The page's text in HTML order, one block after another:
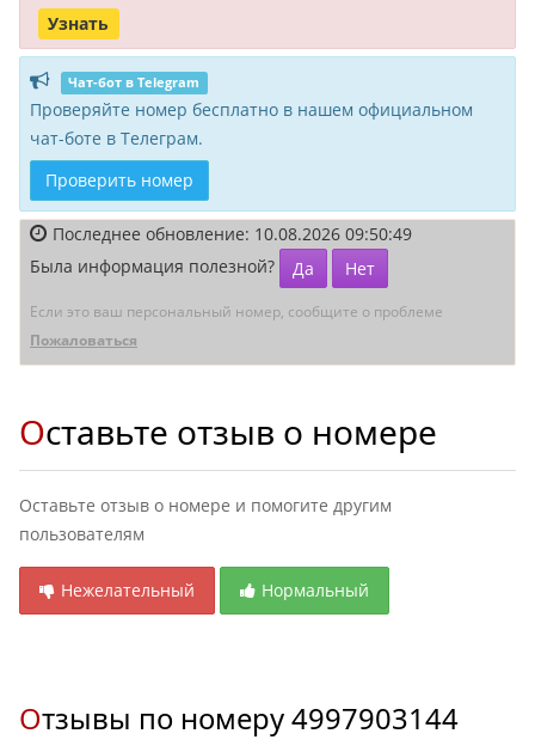
Узнать
Чат-бот в Telegram
Проверяйте номер бесплатно в нашем официальном
чат-боте в Телеграм.
Проверить номер
Последнее обновление: 10.08.2026 09:50:49
Была информация полезной?
Да Нет
Если это ваш персональный номер, сообщите о проблеме
Пожаловаться
Оставьте отзыв о номере
Оставьте отзыв о номере и помогите другим
пользователям
Нежелательный Нормальный
Отзывы по номеру4997903144